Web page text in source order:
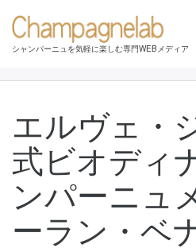
シャンパーニュを気軽に楽しむ専門WEBメディア
エルヴェ・
式ビオディ
ンパーニュ
ーラン・ベ